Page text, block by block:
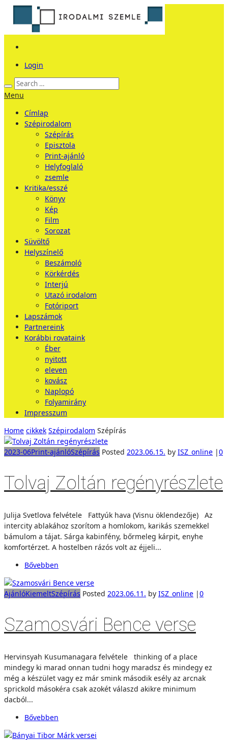
Login
Menu
Címlap
Szépirodalom
Szépírás
Episztola
Print-ajánló
Helyfoglaló
zsemle
Kritika/esszé
Könyv
Kép
Film
Sorozat
Süvöltő
Helyszínelő
Beszámoló
Körkérdés
Interjú
Utazó irodalom
Fotóriport
Lapszámok
Partnereink
Korábbi rovataink
Éber
nyitott
eleven
kovász
Naplopó
Folyamirány
Impresszum
Home cikkek Szépirodalom Szépírás
2023-06Print-ajánlóSzépírás Posted 2023.06.15. by ISZ_online |0
Tolvaj Zoltán regényrészlete
Julija Svetlova felvétele Fattyúk hava (Visnu öklendezője) Az
intercity ablakához szorítom a homlokom, karikás szemekkel
bámulom a tájat. Sárga kabinfény, bőrmeleg kárpit, enyhe
komfortérzet. A hostelben rázós volt az éjjeli...
Bővebben
AjánlóKiemeltSzépírás Posted 2023.06.11. by ISZ_online |0
Szamosvári Bence verse
Hervinsyah Kusumanagara felvétele thinking of a place
mindegy ki marad onnan tudni hogy maradsz és mindegy ez
még a készület vagy ez már smink második esély az arcnak
sprickold másokéra csak azokét válaszd akikre minimum
dacból...
Bővebben